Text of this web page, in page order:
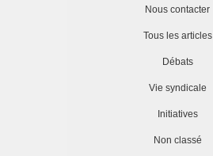
Nous contacter
Tous les articles
Débats
Vie syndicale
Initiatives
Non classé